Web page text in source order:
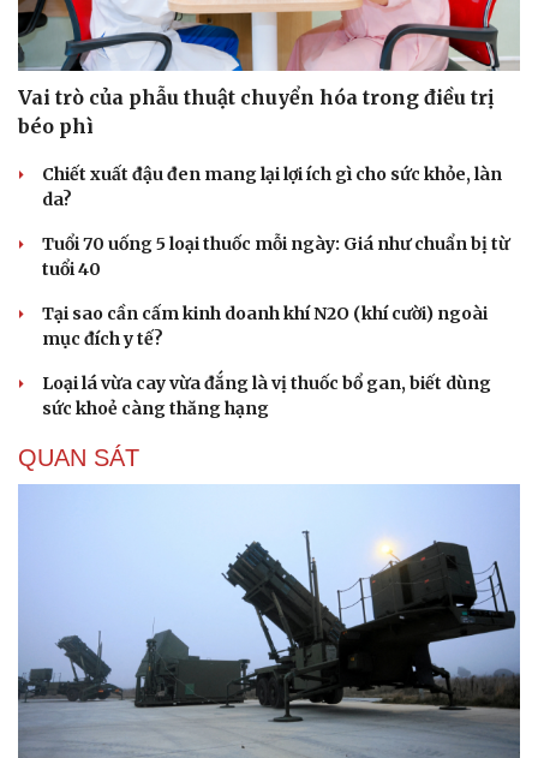
Đọc truyện đêm khuya
Cửa sổ tình yêu
Kể chuyện cho bé
Hạt giống tâm hồn
Vai trò của phẫu thuật chuyển hóa trong điều trị
béo phì
Chiết xuất đậu đen mang lại lợi ích gì cho sức khỏe, làn
da?
Tuổi 70 uống 5 loại thuốc mỗi ngày: Giá như chuẩn bị từ
tuổi 40
Tại sao cần cấm kinh doanh khí N2O (khí cười) ngoài
mục đích y tế?
Loại lá vừa cay vừa đắng là vị thuốc bổ gan, biết dùng
sức khoẻ càng thăng hạng
QUAN SÁT